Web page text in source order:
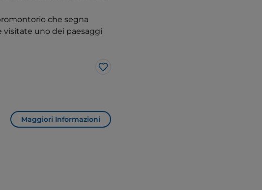
che segna
visitate uno dei paesaggi
Like
Maggiori Informazioni